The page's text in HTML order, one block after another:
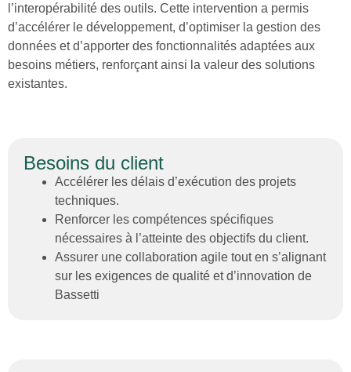
l’interopérabilité des outils. Cette intervention a permis
d’accélérer le développement, d’optimiser la gestion des
données et d’apporter des fonctionnalités adaptées aux
besoins métiers, renforçant ainsi la valeur des solutions
existantes.
Besoins du client
Accélérer les délais d’exécution des projets
techniques.
Renforcer les compétences spécifiques
nécessaires à l’atteinte des objectifs du client.
Assurer une collaboration agile tout en s’alignant
sur les exigences de qualité et d’innovation de
Bassetti